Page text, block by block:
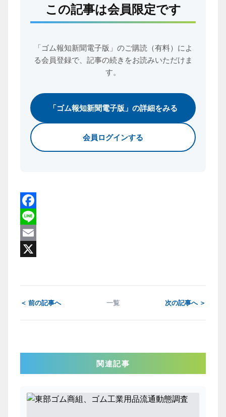
この記事は会員限定です
「ゴム報知新聞電子版」のご購読（有料）によ
る会員登録で、 記事の続きをお読みいただけま
す。
「ゴム報知新聞電子版」の詳細をみる
会員ログインする
Facebook
Line
Email
＜ 前の記事へ 一覧 次の記事へ ＞
関連記事